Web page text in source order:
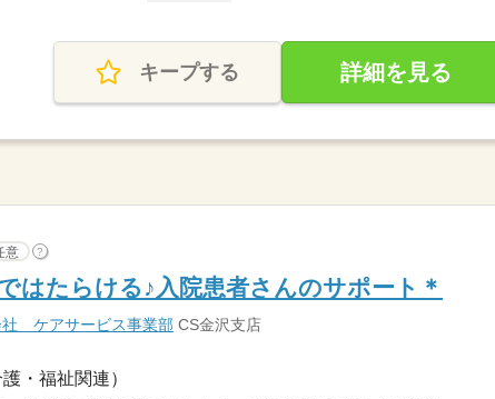
キープする 詳細を見る
意 ?
はたらける♪入院患者さんのサポート＊
社 ケアサービス事業部 CS金沢支店
・福祉関連）